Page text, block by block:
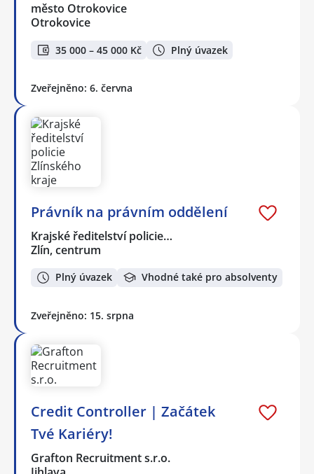
město Otrokovice
Otrokovice
35 000 – 45 000 Kč Plný úvazek
Zveřejněno: 6. června
Právník na právním oddělení
Krajské ředitelství policie…
Zlín, centrum
Plný úvazek Vhodné také pro absolventy
Zveřejněno: 15. srpna
Credit Controller | Začátek
Tvé Kariéry!
Grafton Recruitment s.r.o.